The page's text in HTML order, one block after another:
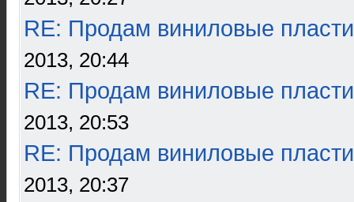
RE: Продам виниловые
2013, 20:44
RE: Продам виниловые
2013, 20:53
RE: Продам виниловые
2013, 20:37